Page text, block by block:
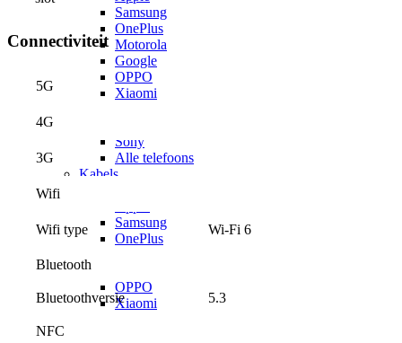
Samsung
OnePlus
Motorola
Google
OPPO
Xiaomi
Sony
Alle telefoons
Kabels
Samsung
OnePlus
OPPO
Xiaomi
Connectiviteit
5G
4G
3G
Wifi
Wifi type Wi-Fi 6
Bluetooth
Bluetoothversie 5.3
NFC